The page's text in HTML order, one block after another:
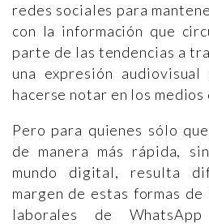
redes sociales para
con la información que
parte de las tendencias a
una expresión
hacerse notar en los
Pero para quienes sólo
de manera más rápida,
mundo digital, resulta
margen de estas formas
laborales de